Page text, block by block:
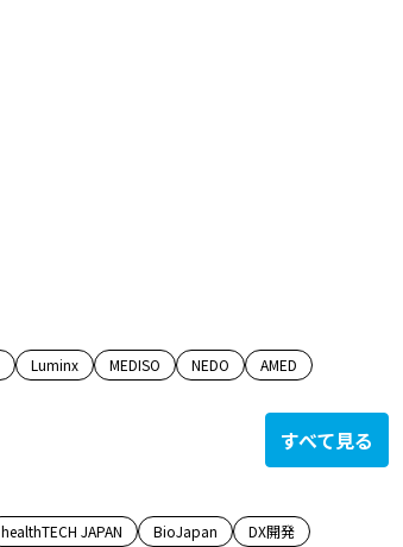
Luminx MEDISO NEDO
AMED
すべて見る
healthTECH JAPAN BioJapan
DX開発